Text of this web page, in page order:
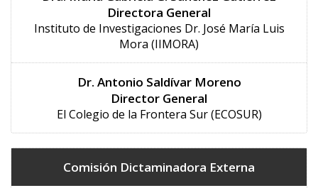
Directora General
Instituto de Investigaciones Dr. José María Luis
Mora (IIMORA)
Dr. Antonio Saldívar Moreno
Director General
El Colegio de la Frontera Sur (ECOSUR)
Comisión Dictaminadora Externa